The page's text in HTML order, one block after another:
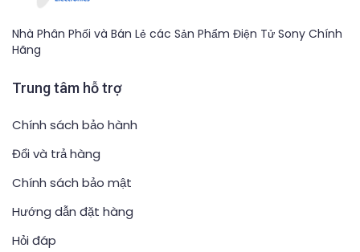
Nhà Phân Phối và Bán Lẻ các Sản Phẩm Điện Tử Sony Chính
Hãng
Trung tâm hỗ trợ
Chính sách bảo hành
Đổi và trả hàng
Chính sách bảo mật
Hướng dẫn đặt hàng
Hỏi đáp